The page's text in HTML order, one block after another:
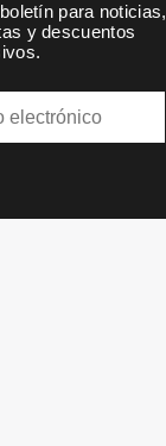
para noticias,
y descuentos